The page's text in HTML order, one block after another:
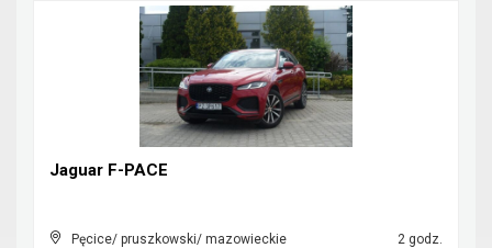
Jaguar F-PACE
Pęcice/ pruszkowski/ mazowieckie 2 godz.